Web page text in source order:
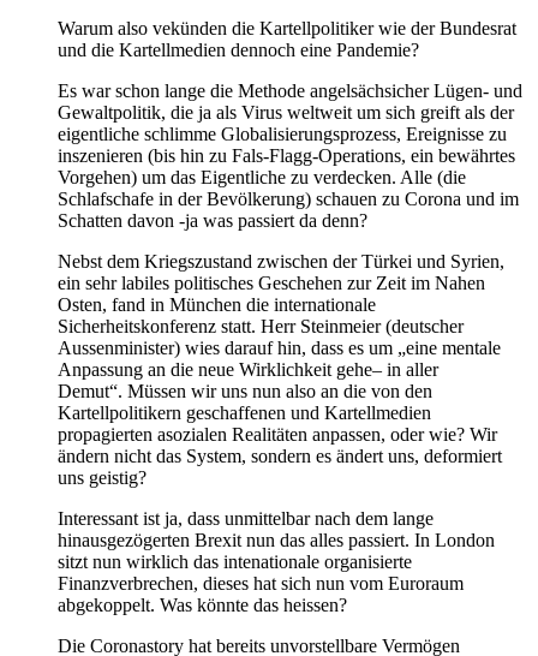
Warum also vekünden die Kartellpolitiker wie der Bundesrat
und die Kartellmedien dennoch eine Pandemie?
Es war schon lange die Methode angelsächsicher Lügen- und
Gewaltpolitik, die ja als Virus weltweit um sich greift als der
eigentliche schlimme Globalisierungsprozess, Ereignisse zu
inszenieren (bis hin zu Fals-Flagg-Operations, ein bewährtes
Vorgehen) um das Eigentliche zu verdecken. Alle (die
Schlafschafe in der Bevölkerung) schauen zu Corona und im
Schatten davon -ja was passiert da denn?
Nebst dem Kriegszustand zwischen der Türkei und Syrien,
ein sehr labiles politisches Geschehen zur Zeit im Nahen
Osten, fand in München die internationale
Sicherheitskonferenz statt. Herr Steinmeier (deutscher
Aussenminister) wies darauf hin, dass es um „eine mentale
Anpassung an die neue Wirklichkeit gehe– in aller
Demut“. Müssen wir uns nun also an die von den
Kartellpolitikern geschaffenen und Kartellmedien
propagierten asozialen Realitäten anpassen, oder wie? Wir
ändern nicht das System, sondern es ändert uns, deformiert
uns geistig?
Interessant ist ja, dass unmittelbar nach dem lange
hinausgezögerten Brexit nun das alles passiert. In London
sitzt nun wirklich das intenationale organisierte
Finanzverbrechen, dieses hat sich nun vom Euroraum
abgekoppelt. Was könnte das heissen?
Die Coronastory hat bereits unvorstellbare Vermögen